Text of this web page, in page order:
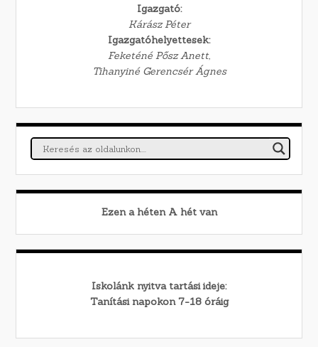
Igazgató:
Kárász Péter
Igazgatóhelyettesek:
Feketéné Pősz Anett,
Tihanyiné Gerencsér Ágnes
Ezen a héten Ahét van
Iskolánk nyitva tartási ideje:
Tanítási napokon 7-18 óráig